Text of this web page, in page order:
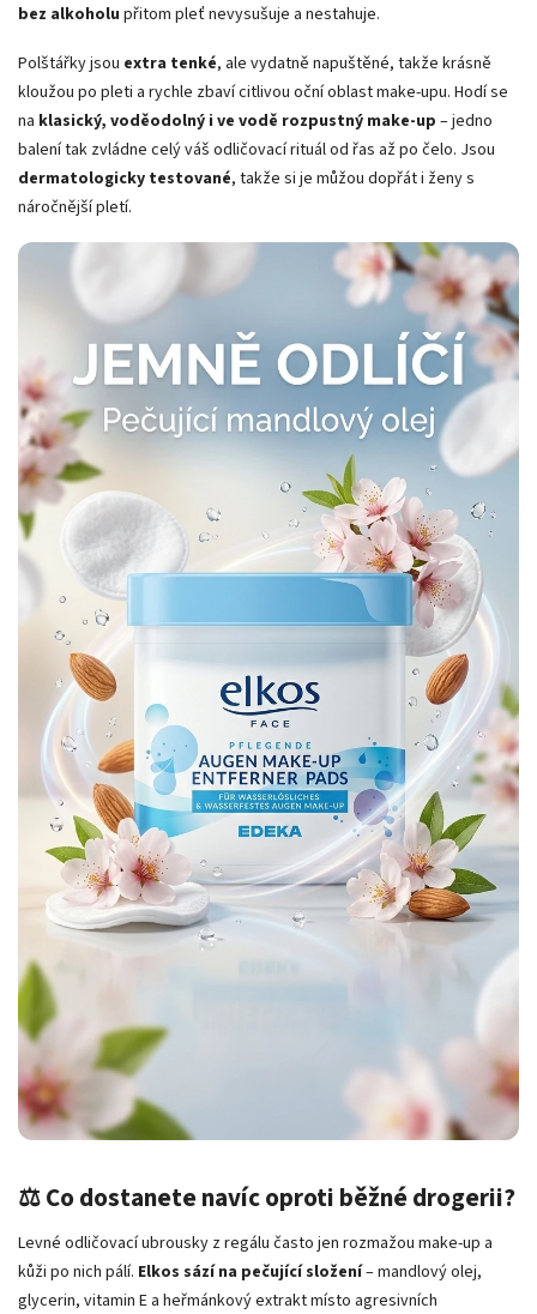
bez alkoholu přitom pleť nevysušuje a nestahuje.
Polštářky jsou extra tenké, ale vydatně napuštěné, takže krásně
kloužou po pleti a rychle zbaví citlivou oční oblast make-upu. Hodí se
na klasický, voděodolný i ve vodě rozpustný make-up – jedno
balení tak zvládne celý váš odličovací rituál od řas až po čelo. Jsou
dermatologicky testované, takže si je můžou dopřát i ženy s
náročnější pletí.
⚖️ Co dostanete navíc oproti běžné drogerii?
Levné odličovací ubrousky z regálu často jen rozmažou make-up a
kůži po nich pálí. Elkos sází na pečující složení– mandlový olej,
glycerin, vitamin E a heřmánkový extrakt místo agresivních